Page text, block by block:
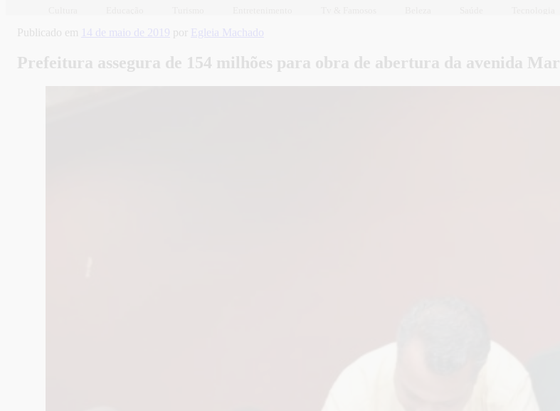
Publicado em 14 de maio de 2019 por Egleia Machado
Prefeitura assegura de 154 milhões para obra de abertura da avenida